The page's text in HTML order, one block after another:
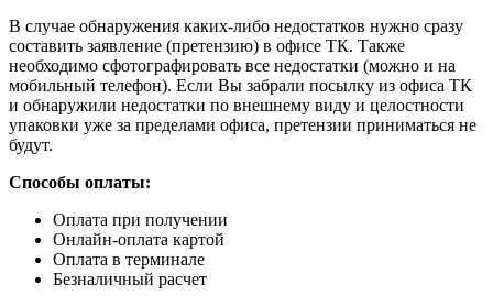
В случае обнаружения каких-либо недостатков нужно сразу
составить заявление (претензию) в офисе ТК. Также
необходимо сфотографировать все недостатки (можно и на
мобильный телефон). Если Вы забрали посылку из офиса ТК
и обнаружили недостатки по внешнему виду и целостности
упаковки уже за пределами офиса, претензии приниматься не
будут.
Способы оплаты:
Оплата при получении
Онлайн-оплата картой
Оплата в терминале
Безналичный расчет